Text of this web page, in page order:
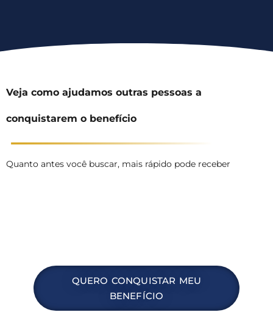
Veja como ajudamos outras pessoas a
conquistarem o benefício
Quanto antes você buscar, mais rápido pode receber
QUERO CONQUISTAR MEU
BENEFÍCIO